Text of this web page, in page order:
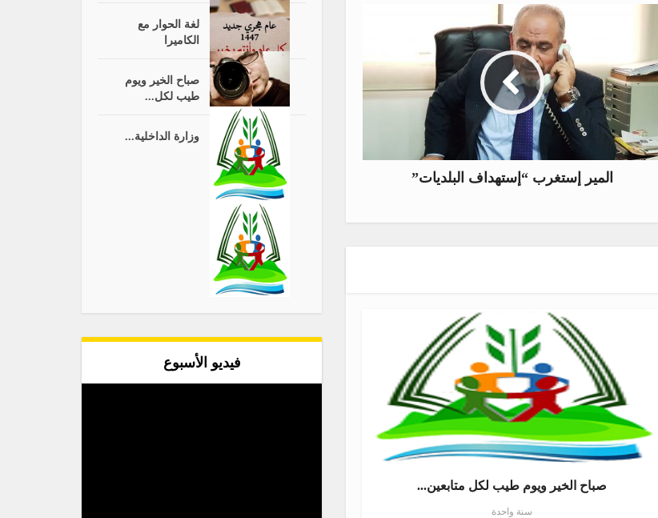
لغة الحوار مع
الكاميرا
صباح الخير ويوم
طيب لكل...
وزارة الداخلية...
فيديو الأسبوع
المير إستغرب “إستهداف البلديات”
صباح الخير ويوم طيب لكل متابعين...
سنة واحدة